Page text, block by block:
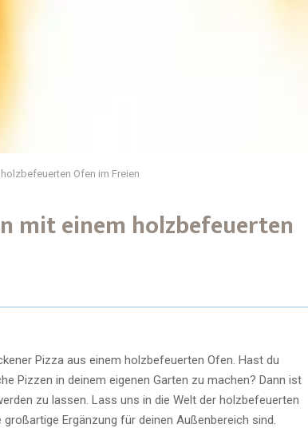
Ofen im Freien
mit einem holzbefeuerten
Pizza aus einem holzbefeuerten Ofen. Hast du
Pizzen in deinem eigenen Garten zu machen? Dann ist
zu lassen. Lass uns in die Welt der holzbefeuerten
Ergänzung für deinen Außenbereich sind.